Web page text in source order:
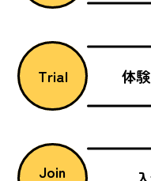
Trial 体
Join